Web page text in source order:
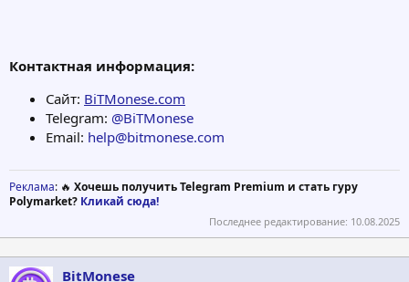
Контактная информация:
Сайт: BiTMonese.com
Telegram: @BiTMonese
Email: help@bitmonese.com
Реклама: 🔥 Хочешь получить Telegram Premium и стать гуру
Polymarket? Кликай сюда!
Последнее редактирование: 10.08.2025
BitMonese